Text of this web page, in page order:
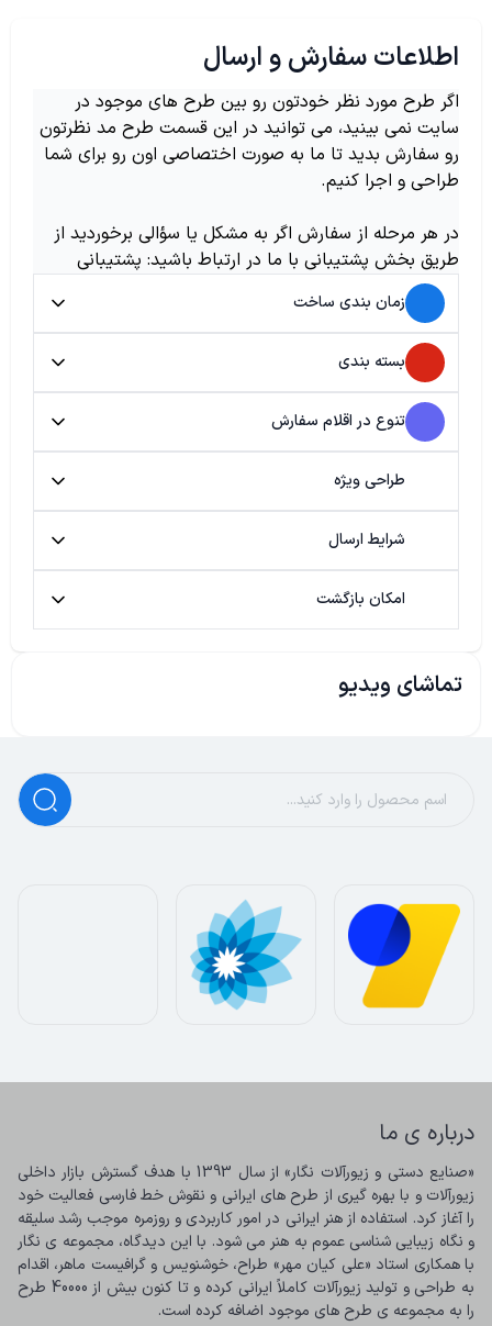
اطلاعات سفارش و ارسال
اگر طرح مورد نظر خودتون رو بین طرح های موجود در
سایت نمی بینید، می توانید در این قسمت طرح مد نظرتون
رو سفارش بدید تا ما به صورت اختصاصی اون رو برای شما
طراحی و اجرا کنیم.
در هر مرحله از سفارش اگر به مشکل یا سؤالی برخوردید از
طریق بخش پشتیبانی با ما در ارتباط باشید: پشتیبانی
زمان بندی ساخت
بسته بندی
تنوع در اقلام سفارش
طراحی ویژه
شرایط ارسال
امکان بازگشت
تماشای ویدیو
درباره ی ما
را به مجموعه ی طرح های موجود اضافه کرده است.